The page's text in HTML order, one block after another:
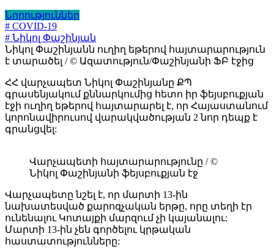
Նորություններ
# COVID-19
# Նիկոլ Փաշինյան
Նիկոլ Փաշինյանն ուղիղ եթերով հայտարարություն
է տարածել / © Ազատություն/Փաշինյանի ՖԲ էջից
ՀՀ վարչապետ Նիկոլ Փաշինյանը ՔՊ
գրասենյակում քննարկումից հետո իր ֆեյսբուքյան
էջի ուղիղ եթերով հայտարարել է, որ Հայաստանում
կորոնավիրուսով վարակվածության 2 նոր դեպք է
գրանցվել:
Վարչապետի հայտարարությունը / ©
Նիկոլ Փաշինյանի ֆեյսբուքյան էջ
Վարչապետը նշել է, որ մարտի 13-ին
նախատեսված քարոզչական երթը, որը տեղի էր
ունենալու Կոտայքի մարզում չի կայանալու:
Մարտի 13-ին չեն գործելու կրթական
հաստատությունները: